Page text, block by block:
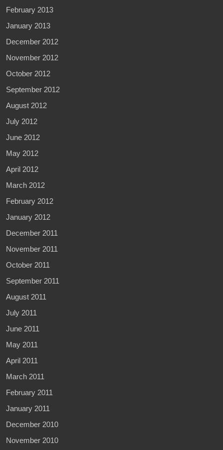
February 2013
January 2013
December 2012
November 2012
October 2012
September 2012
August 2012
July 2012
June 2012
May 2012
April 2012
March 2012
February 2012
January 2012
December 2011
November 2011
October 2011
September 2011
August 2011
July 2011
June 2011
May 2011
April 2011
March 2011
February 2011
January 2011
December 2010
November 2010